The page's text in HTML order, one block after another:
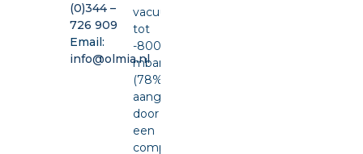
(0)344 –
726 909
Email:
info@olmia.nl
vacuüm
tot
-800
mbar
(78%),
aangedreven
door
een
compacte